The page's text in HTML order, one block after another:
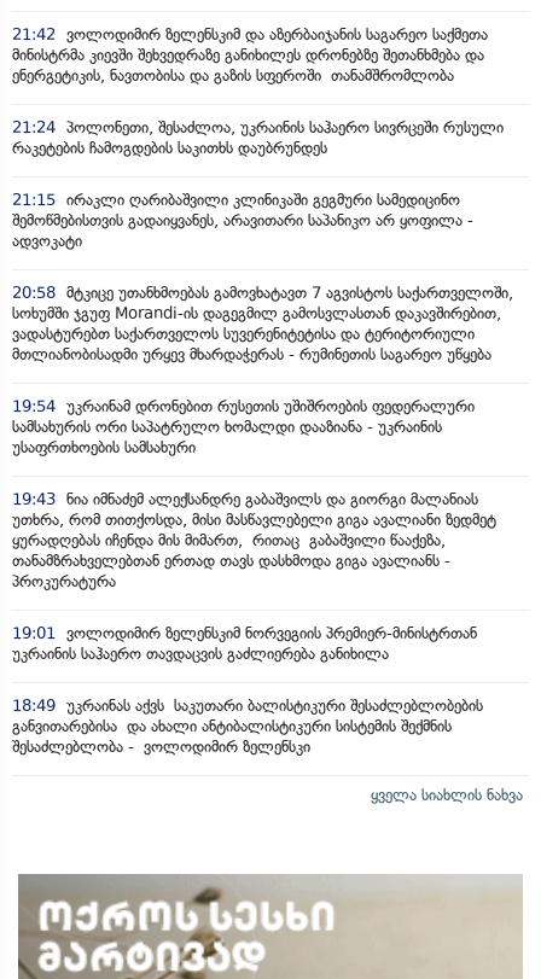
21:42 ვოლოდიმირ ზელენსკიმ და აზერბაიჯანის საგარეო საქმეთა
მინისტრმა კიევში შეხვედრაზე განიხილეს დრონებზე შეთანხმება და
ენერგეტიკის, ნავთობისა და გაზის სფეროში თანამშრომლობა
21:24 პოლონეთი, შესაძლოა, უკრაინის საჰაერო სივრცეში რუსული
რაკეტების ჩამოგდების საკითხს დაუბრუნდეს
21:15 ირაკლი ღარიბაშვილი კლინიკაში გეგმური სამედიცინო
შემოწმებისთვის გადაიყვანეს, არავითარი საპანიკო არ ყოფილა -
ადვოკატი
20:58 მტკიცე უთანხმოებას გამოვხატავთ 7 აგვისტოს საქართველოში,
სოხუმში ჯგუფ Morandi-ის დაგეგმილ გამოსვლასთან დაკავშირებით,
ვადასტურებთ საქართველოს სუვერენიტეტისა და ტერიტორიული
მთლიანობისადმი ურყევ მხარდაჭერას - რუმინეთის საგარეო უწყება
19:54 უკრაინამ დრონებით რუსეთის უშიშროების ფედერალური
სამსახურის ორი საპატრულო ხომალდი დააზიანა - უკრაინის
უსაფრთხოების სამსახური
19:43 ნია იმნაძემ ალექსანდრე გაბაშვილს და გიორგი მალანიას
უთხრა, რომ თითქოსდა, მისი მასწავლებელი გიგა ავალიანი ზედმეტ
ყურადღებას იჩენდა მის მიმართ, რითაც გაბაშვილი წააქეზა,
თანამზრახველებთან ერთად თავს დასხმოდა გიგა ავალიანს -
პროკურატურა
19:01 ვოლოდიმირ ზელენსკიმ ნორვეგიის პრემიერ-მინისტრთან
უკრაინის საჰაერო თავდაცვის გაძლიერება განიხილა
18:49 უკრაინას აქვს საკუთარი ბალისტიკური შესაძლებლობების
განვითარებისა და ახალი ანტიბალისტიკური სისტემის შექმნის
შესაძლებლობა - ვოლოდიმირ ზელენსკი
ყველა სიახლის ნახვა